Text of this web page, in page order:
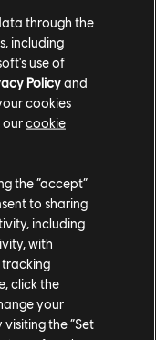
$14.99
$59.99
$4.99
through the
including
use of
Policyand
cookies
ourcookie
the “accept”
to sharing
including
with
tracking
click the
your
the “Set